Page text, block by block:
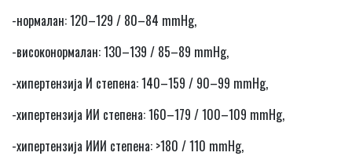
-нормалан: 120–129 / 80–84 mmHg,
-високонормалан: 130–139 / 85–89 mmHg,
-хипертензија И степена: 140–159 / 90–99 mmHg,
-хипертензија ИИ степена: 160–179 / 100–109 mmHg,
-хипертензија ИИИ степена: >180 / 110 mmHg,